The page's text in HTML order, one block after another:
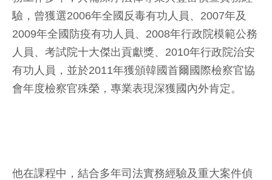
驗，曾獲選2006年全國反毒有功人員、2007年及
2009年全國防疫有功人員、2008年行政院模範公務
人員、考試院十大傑出貢獻獎、2010年行政院治安
有功人員，並於2011年獲頒韓國首爾國際檢察官協
會年度檢察官殊榮，專業表現深獲國內外肯定。
他在課程中，結合多年司法實務經驗及重大案件偵